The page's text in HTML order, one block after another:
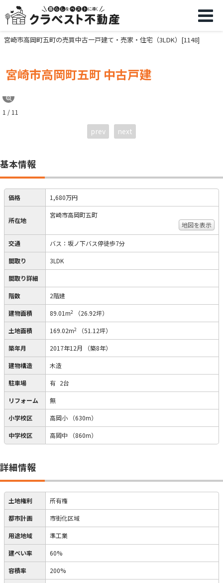
宮崎市高岡町五町の売買中古一戸建て・売家・住宅（3LDK）[1148]
宮崎市高岡町五町 中古戸建
1 / 11
prev next
基本情報
価格 1,680万円
所在地
宮崎市高岡町五町
地図を表示
交通 バス：坂ノ下バス停徒歩7分
間取り 3LDK
間取り詳細
階数 2階建
建物面積 89.01m2 （26.92坪）
土地面積 169.02m2 （51.12坪）
築年月 2017年12月 （築8年）
建物構造 木造
駐車場 有 2台
リフォーム 無
小学校区 高岡小 （630m）
中学校区 高岡中 （860m）
詳細情報
土地権利 所有権
都市計画 市街化区域
用途地域 準工業
建ぺい率 60%
容積率 200%